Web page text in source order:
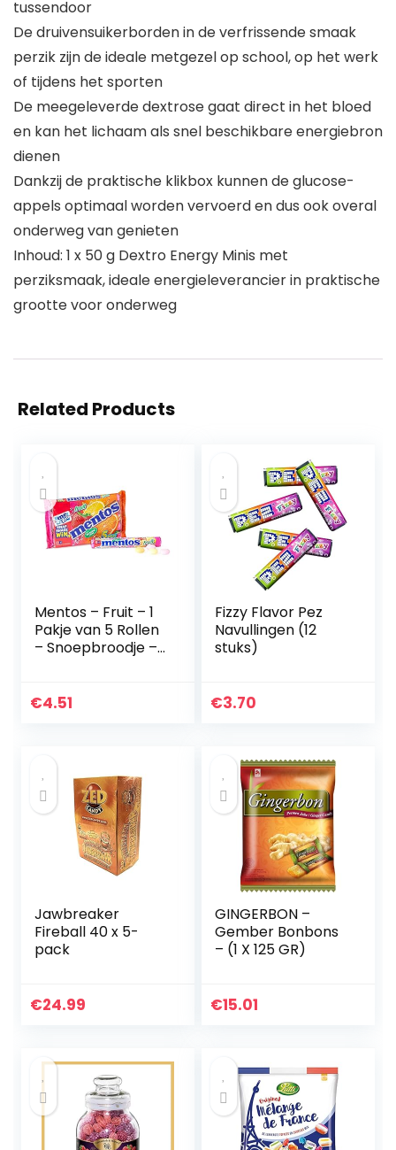
tussendoor
De druivensuikerborden in de verfrissende smaak
perzik zijn de ideale metgezel op school, op het werk
of tijdens het sporten
De meegeleverde dextrose gaat direct in het bloed
en kan het lichaam als snel beschikbare energiebron
dienen
Dankzij de praktische klikbox kunnen de glucose-
appels optimaal worden vervoerd en dus ook overal
onderweg van genieten
Inhoud: 1 x 50 g Dextro Energy Minis met
perziksmaak, ideale energieleverancier in praktische
grootte voor onderweg
Related Products
Mentos – Fruit – 1
Pakje van 5 Rollen
– Snoepbroodje –
en Citroen) –
€4.51
Fizzy Flavor Pez
Navullingen (12
stuks)
€3.70
Jawbreaker
Fireball 40 x 5-
pack
€24.99
GINGERBON –
Gember Bonbons
– (1 X 125 GR)
€15.01